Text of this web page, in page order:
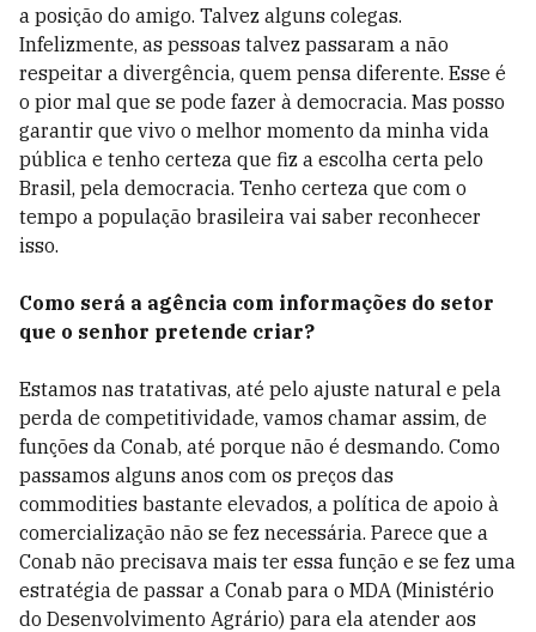
a posição do amigo. Talvez alguns colegas.
Infelizmente, as pessoas talvez passaram a não
respeitar a divergência, quem pensa diferente. Esse é
o pior mal que se pode fazer à democracia. Mas posso
garantir que vivo o melhor momento da minha vida
pública e tenho certeza que fiz a escolha certa pelo
Brasil, pela democracia. Tenho certeza que com o
tempo a população brasileira vai saber reconhecer
isso.
Como será a agência com informações do setor
que o senhor pretende criar?
Estamos nas tratativas, até pelo ajuste natural e pela
perda de competitividade, vamos chamar assim, de
funções da Conab, até porque não é desmando. Como
passamos alguns anos com os preços das
commodities bastante elevados, a política de apoio à
comercialização não se fez necessária. Parece que a
Conab não precisava mais ter essa função e se fez uma
estratégia de passar a Conab para o MDA (Ministério
do Desenvolvimento Agrário) para ela atender aos